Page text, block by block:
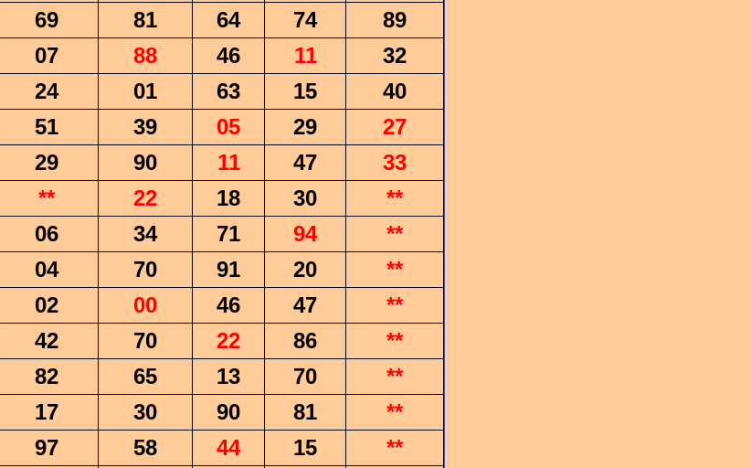
69 81 64 74
89
07 88 46 11
32
24 01 63 15
40
51 39 05 29
27
29 90 11 47
33
** 22 18 30
**
06 34 71 94
**
04 70 91 20
**
02 00 46 47
**
42 70 22 86
**
82 65 13 70
**
17 30 90 81
**
97 58 44 15 **